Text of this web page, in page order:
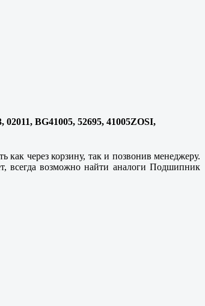
BG41005, 52695, 41005ZOSI,
через корзину, так и позвонив менеджеру.
всегда возможно найти аналоги Подшипник